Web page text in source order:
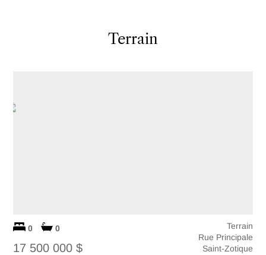
Terrain
0 0
17 500 000 $
Terrain
Rue Principale
Saint-Zotique